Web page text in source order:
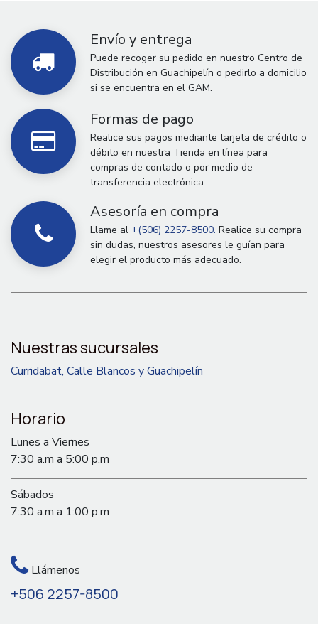
Envío y entrega
Puede recoger su pedido en nuestro Centro de
Distribución en Guachipelín o pedirlo a domicilio
si se encuentra en el GAM.
Formas de pago
Realice sus pagos mediante tarjeta de crédito o
débito en nuestra Tienda en línea para
compras de contado o por medio de
transferencia electrónica.
Asesoría en compra
Llame al +(506) 2257-8500. Realice su compra
sin dudas, nuestros asesores le guían para
elegir el producto más adecuado.
Nuestras sucursales
Curridabat, Calle Blancos y Guachipelín
Horario
Lunes a Viernes
7:30 a.m a 5:00 p.m
Sábados
7:30 a.m a 1:00 p.m
Llámenos
+506 2257-8500